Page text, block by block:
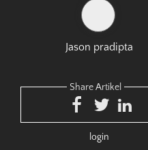
Jason pradipta
Share Artikel
login